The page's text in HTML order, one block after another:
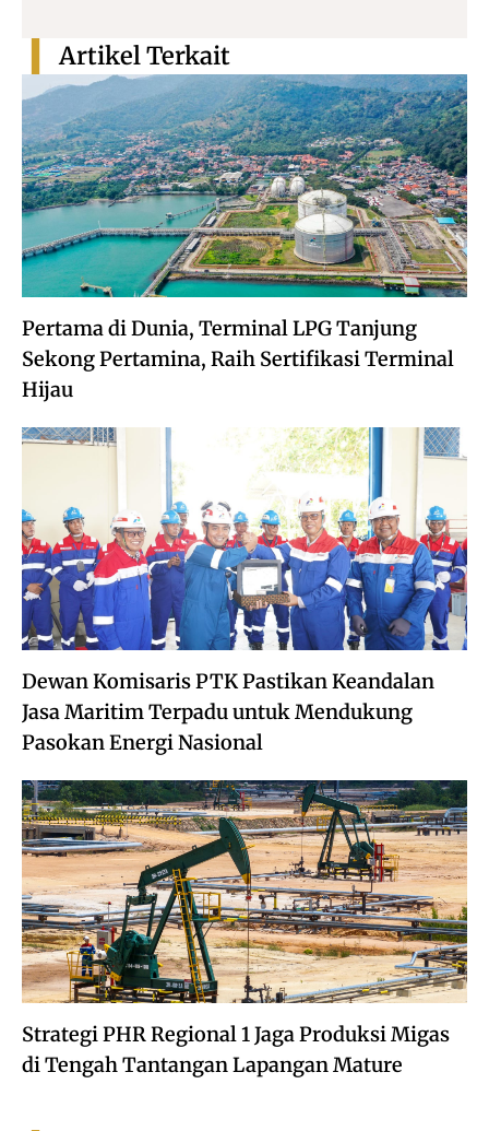
Pertama di Dunia, Terminal LPG Tanjung
Sekong Pertamina, Raih Sertifikasi Terminal
Hijau
Dewan Komisaris PTK Pastikan Keandalan
Jasa Maritim Terpadu untuk Mendukung
Pasokan Energi Nasional
Strategi PHR Regional 1 Jaga Produksi Migas
di Tengah Tantangan Lapangan Mature
Artikel Terkait